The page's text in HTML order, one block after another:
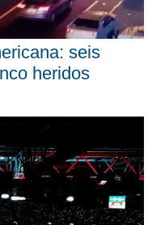
seis
heridos